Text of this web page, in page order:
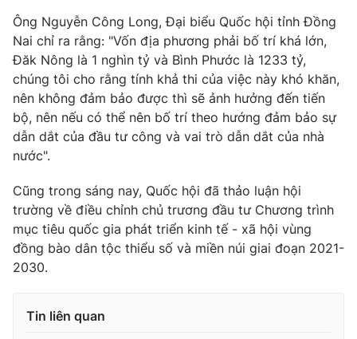
VTV4 Vươn mình bằng AI
VTV9 VTV8
Liên hệ tòa soạn English
THỜI BÁO VTV
Ông Nguyễn Công Long, Đại biểu Quốc hội tỉnh Đồng
Nai chỉ ra rằng: "Vốn địa phương phải bố trí khá lớn,
Đăk Nông là 1 nghìn tỷ và Bình Phước là 1233 tỷ,
chúng tôi cho rằng tính khả thi của việc này khó khăn,
nên không đảm bảo được thì sẽ ảnh hưởng đến tiến
bộ, nên nếu có thể nên bố trí theo hướng đảm bảo sự
dẫn dắt của đầu tư công và vai trò dẫn dắt của nhà
nước".
Cũng trong sáng nay, Quốc hội đã thảo luận hội
trường về điều chỉnh chủ trương đầu tư Chương trình
mục tiêu quốc gia phát triển kinh tế - xã hội vùng
đồng bào dân tộc thiểu số và miền núi giai đoạn 2021-
2030.
Tin liên quan